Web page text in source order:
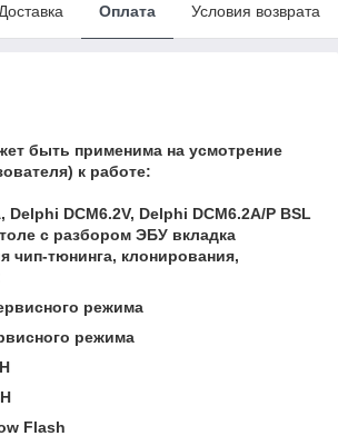
Доставка Оплата Условия возврата
быть применима на усмотрение
к работе:
Delphi DCM6.2V, Delphi DCM6.2A/P BSL
с разбором ЭБУ вкладка
чип-тюнинга, клонирования,
режима
режима
Flash